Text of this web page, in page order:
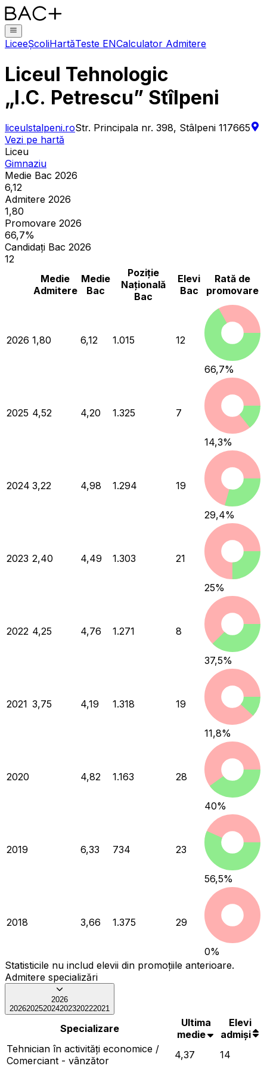
LiceeȘcoliHartăTeste ENCalculator Admitere
Liceul Tehnologic
„I.C. Petrescu” Stîlpeni
liceulstalpeni.roStr. Principala nr. 398, Stâlpeni 117665
Vezi pe hartă
Liceu
Gimnaziu
Medie Bac 2026
6,12
Admitere 2026
1,80
Promovare 2026
66,7%
Candidați Bac 2026
12
Medie
Admitere
Medie
Bac
Poziție
Națională
Bac
Elevi
Bac
Rată de
promovare
2026 1,80 6,12 1.015 12
66,7%
2025 4,52 4,20 1.325 7
14,3%
2024 3,22 4,98 1.294 19
29,4%
2023 2,40 4,49 1.303 21
25%
2022 4,25 4,76 1.271 8
37,5%
2021 3,75 4,19 1.318 19
11,8%
2020 4,82 1.163 28
40%
2019 6,33 734 23
56,5%
2018 3,66 1.375 29
0%
Statisticile nu includ elevii din promoțiile anterioare.
Admitere specializări
2026
202620252024202320222021
Specializare
Ultima
medie
Elevi
admiși
Tehnician în activități economice /
Comerciant - vânzător
4,37
14